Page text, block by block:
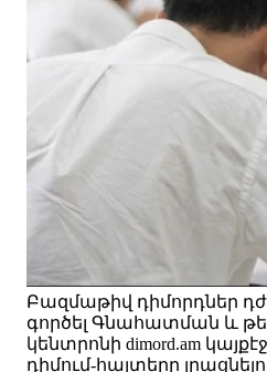
Բազմաթիվ դիմորդներ
գործել Գնահատման և
կենտրոնի dimord.am
դիմում-հայտերը